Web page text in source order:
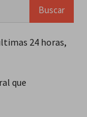
24 horas,
que